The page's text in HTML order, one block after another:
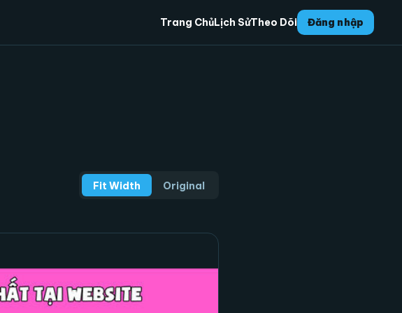
Trang ChủLịch SửTheo Dõi Đăng nhập
Fit Width Original